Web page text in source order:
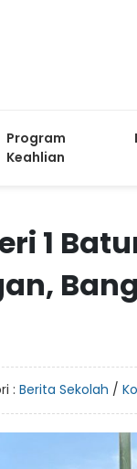
Program
Keahlian
1
: Berita Sekolah /